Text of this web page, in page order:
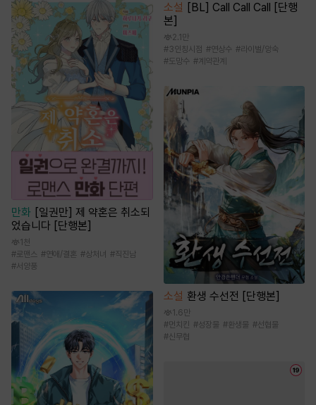
만화
[일권만] 제 약혼은 취소되
었습니다 [단행본]
1천
#로맨스 #연애/결혼 #상처녀 #직진남
#서양풍
소설 [BL] Call Call Call [단행
본]
2.1만
#3인칭시점 #연상수 #라이벌/앙숙
#도망수 #계약관계
소설 환생 수선전 [단행본]
1.6만
#먼치킨 #성장물 #환생물 #선협물
#신무협